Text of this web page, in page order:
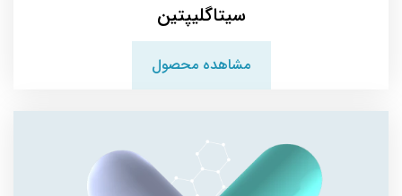
سیتاگلیپتین
مشاهده محصول